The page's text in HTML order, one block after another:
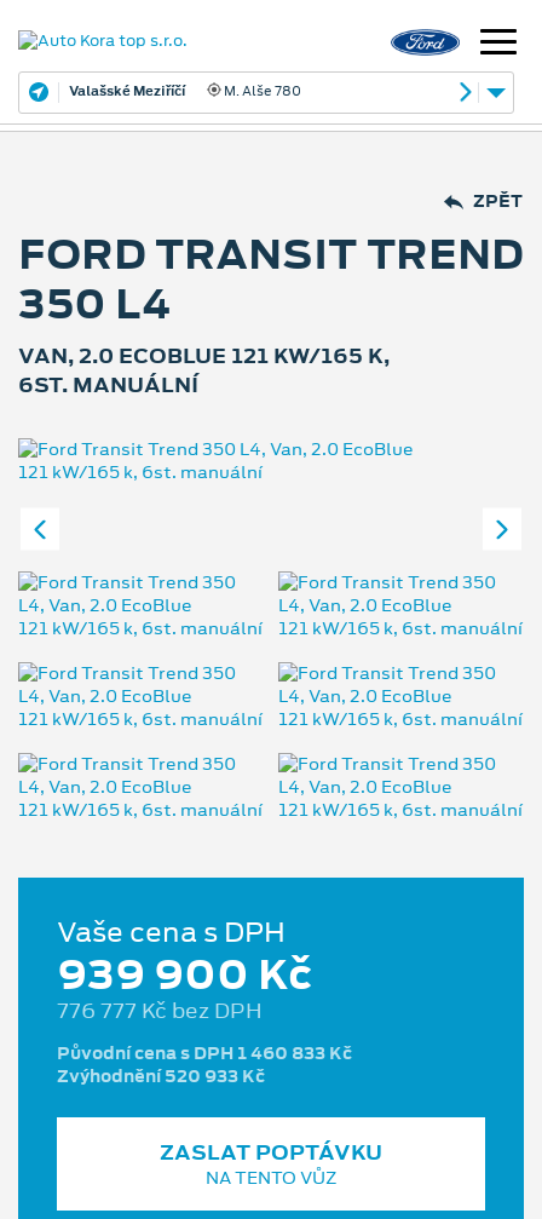
Valašské Meziříčí M. Alše 780
ZPĚT
FORD TRANSIT TREND
350 L4
VAN, 2.0 ECOBLUE 121 KW/165 K,
6ST. MANUÁLNÍ
Vaše cena s DPH
939 900 Kč
776 777 Kč bez DPH
Původní cena s DPH 1 460 833 Kč
Zvýhodnění 520 933 Kč
ZASLAT POPTÁVKU
NA TENTO VŮZ